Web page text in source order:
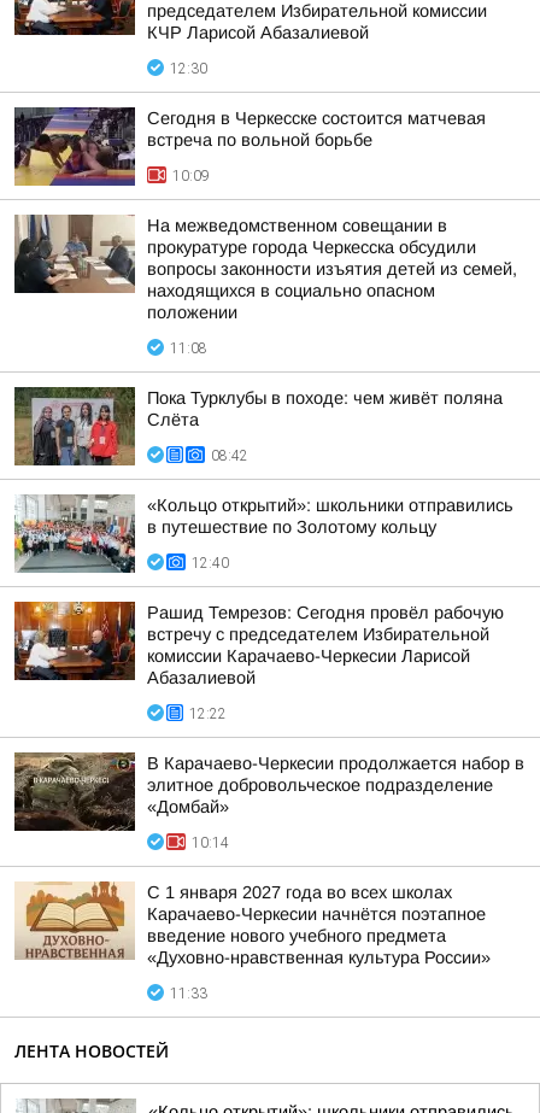
председателем Избирательной комиссии
КЧР Ларисой Абазалиевой
12:30
Сегодня в Черкесске состоится матчевая
встреча по вольной борьбе
10:09
На межведомственном совещании в
прокуратуре города Черкесска обсудили
вопросы законности изъятия детей из семей,
находящихся в социально опасном
положении
11:08
Пока Турклубы в походе: чем живёт поляна
Слёта
08:42
«Кольцо открытий»: школьники отправились
в путешествие по Золотому кольцу
12:40
Рашид Темрезов: Сегодня провёл рабочую
встречу с председателем Избирательной
комиссии Карачаево-Черкесии Ларисой
Абазалиевой
12:22
В Карачаево-Черкесии продолжается набор в
элитное добровольческое подразделение
«Домбай»
10:14
С 1 января 2027 года во всех школах
Карачаево-Черкесии начнётся поэтапное
введение нового учебного предмета
«Духовно-нравственная культура России»
11:33
ЛЕНТА НОВОСТЕЙ